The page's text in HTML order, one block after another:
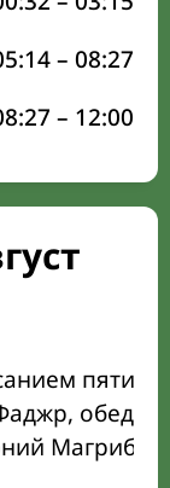
– 08:27
– 12:00
пяти
Магриб